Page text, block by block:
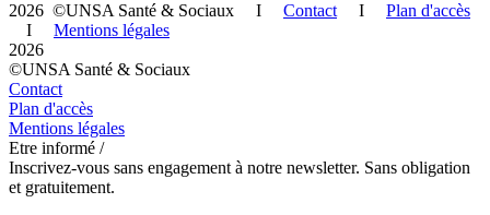
2026 ©UNSA Santé & Sociaux I Contact I Plan d'accès
I Mentions légales
2026
©UNSA Santé & Sociaux
Contact
Plan d'accès
Mentions légales
Etre informé /
Inscrivez-vous sans engagement à notre newsletter. Sans obligation
et gratuitement.